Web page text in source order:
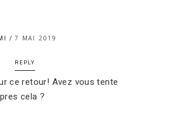
7 MAI 2019
REPLY
ce retour! Avez vous tente
cela ?